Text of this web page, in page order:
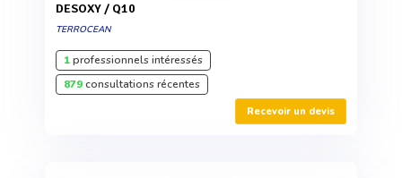
DESOXY / Q10
TERROCEAN
1professionnels intéressés
879consultations récentes
Recevoir un devis